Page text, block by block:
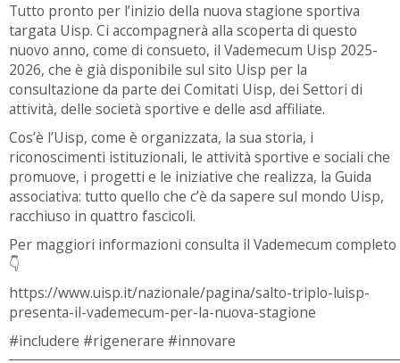
Tutto pronto per l’inizio della nuova stagione sportiva
targata Uisp. Ci accompagnerà alla scoperta di questo
nuovo anno, come di consueto, il Vademecum Uisp 2025-
2026, che è già disponibile sul sito Uisp per la
consultazione da parte dei Comitati Uisp, dei Settori di
attività, delle società sportive e delle asd affiliate.
Cos’è l’Uisp, come è organizzata, la sua storia, i
riconoscimenti istituzionali, le attività sportive e sociali che
promuove, i progetti e le iniziative che realizza, la Guida
associativa: tutto quello che c’è da sapere sul mondo Uisp,
racchiuso in quattro fascicoli.
Per maggiori informazioni consulta il Vademecum completo
👇
https://www.uisp.it/nazionale/pagina/salto-triplo-luisp-
presenta-il-vademecum-per-la-nuova-stagione
#includere #rigenerare #innovare